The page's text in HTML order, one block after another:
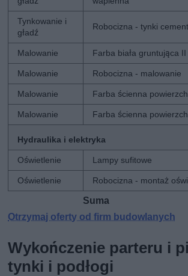
Tynkowanie i
gładź
Robocizna - tynki
Malowanie Farba biała gruntująca
Malowanie Robocizna - malowanie
Malowanie Farba ścienna
Malowanie Farba ścienna
Hydraulika i elektryka
Oświetlenie Lampy sufitowe
Oświetlenie Robocizna - montaż
Suma
Otrzymaj oferty od firm budowlanych
Wykończenie parteru i
tynki i podłogi